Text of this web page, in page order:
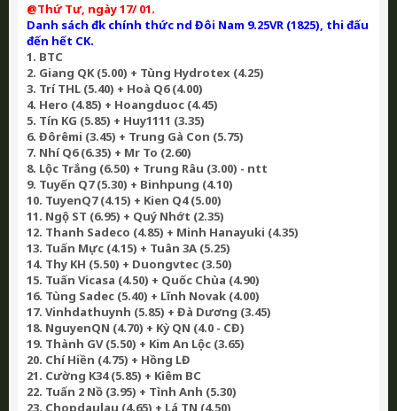
@Thứ Tư, ngày 17/ 01.
Danh sách đk chính thức nd Đôi Nam 9.25VR (1825), thi đấu
đến hết CK.
1. BTC
2. Giang QK (5.00) + Tùng Hydrotex (4.25)
3. Trí THL (5.40) + Hoà Q6 (4.00)
4. Hero (4.85) + Hoangduoc (4.45)
5. Tín KG (5.85) + Huy1111 (3.35)
6. Đôrêmi (3.45) + Trung Gà Con (5.75)
7. Nhí Q6 (6.35) + Mr To (2.60)
8. Lộc Trắng (6.50) + Trung Râu (3.00) - ntt
9. Tuyến Q7 (5.30) + Binhpung (4.10)
10. TuyenQ7 (4.15) + Kien Q4 (5.00)
11. Ngộ ST (6.95) + Quý Nhớt (2.35)
12. Thanh Sadeco (4.85) + Minh Hanayuki (4.35)
13. Tuấn Mực (4.15) + Tuân 3A (5.25)
14. Thy KH (5.50) + Duongvtec (3.50)
15. Tuấn Vicasa (4.50) + Quốc Chùa (4.90)
16. Tùng Sadec (5.40) + Lĩnh Novak (4.00)
17. Vinhdathuynh (5.85) + Đà Dương (3.45)
18. NguyenQN (4.70) + Kỳ QN (4.0 - CĐ)
19. Thành GV (5.50) + Kim An Lộc (3.65)
20. Chí Hiền (4.75) + Hồng LĐ
21. Cường K34 (5.85) + Kiêm BC
22. Tuấn 2 Nồ (3.95) + Tình Anh (5.30)
23. Chopdaulau (4.65) + Lá TN (4.50)